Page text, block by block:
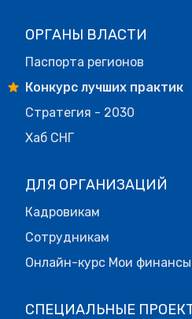
ОРГАНЫ ВЛАСТИ
Паспорта регионов
Конкурс лучших практик
Стратегия - 2030
Хаб СНГ
ДЛЯ ОРГАНИЗАЦИЙ
Кадровикам
Сотрудникам
Онлайн-курс Мои
СПЕЦИАЛЬНЫЕ